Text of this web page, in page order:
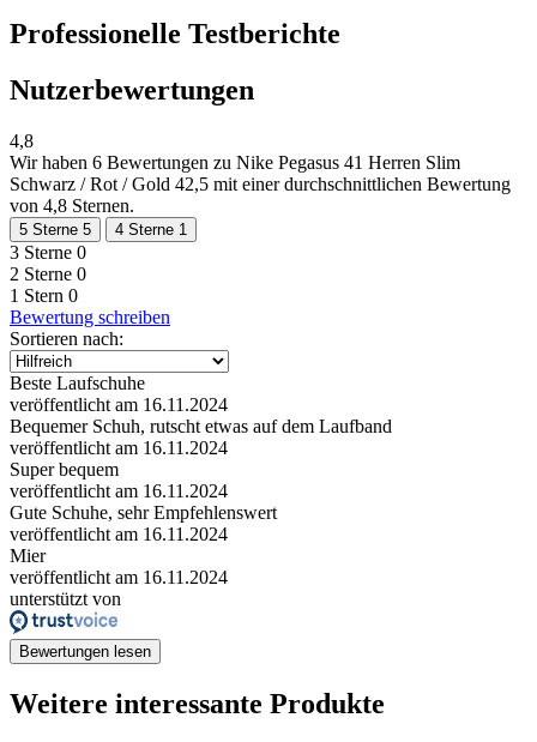
Professionelle Testberichte
Nutzerbewertungen
4,8
Wir haben 6 Bewertungen zu Nike Pegasus 41 Herren Slim
Schwarz / Rot / Gold 42,5 mit einer durchschnittlichen Bewertung
von 4,8 Sternen.
5 Sterne 5 4 Sterne 1
3 Sterne 0
2 Sterne 0
1 Stern 0
Bewertung schreiben
Sortieren nach:
Beste Laufschuhe
veröffentlicht am 16.11.2024
Bequemer Schuh, rutscht etwas auf dem Laufband
veröffentlicht am 16.11.2024
Super bequem
veröffentlicht am 16.11.2024
Gute Schuhe, sehr Empfehlenswert
veröffentlicht am 16.11.2024
Mier
veröffentlicht am 16.11.2024
unterstützt von
Bewertungen lesen
Weitere interessante Produkte